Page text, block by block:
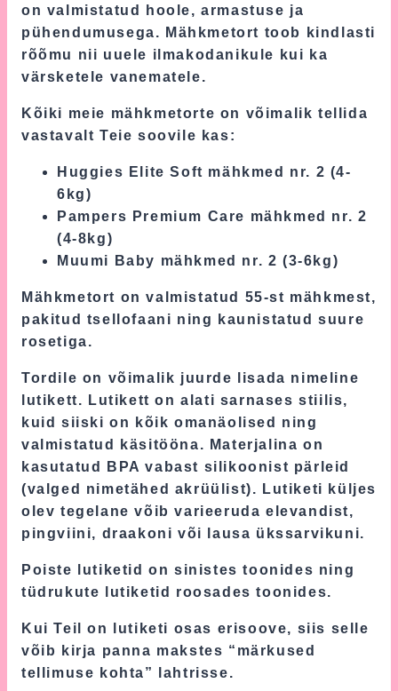
on valmistatud hoole, armastuse ja
pühendumusega. Mähkmetort toob kindlasti
rõõmu nii uuele ilmakodanikule kui ka
värsketele vanematele.
Kõiki meie mähkmetorte on võimalik tellida
vastavalt Teie soovile kas:
Huggies Elite Soft mähkmed nr. 2 (4-
6kg)
Pampers Premium Care mähkmed nr. 2
(4-8kg)
Muumi Baby mähkmed nr. 2 (3-6kg)
Mähkmetort on valmistatud 55-st mähkmest,
pakitud tsellofaani ning kaunistatud suure
rosetiga.
Tordile on võimalik juurde lisada nimeline
lutikett. Lutikett on alati sarnases stiilis,
kuid siiski on kõik omanäolised ning
valmistatud käsitööna. Materjalina on
kasutatud BPA vabast silikoonist pärleid
(valged nimetähed akrüülist). Lutiketi küljes
olev tegelane võib varieeruda elevandist,
pingviini, draakoni või lausa ükssarvikuni.
Poiste lutiketid on sinistes toonides ning
tüdrukute lutiketid roosades toonides.
Kui Teil on lutiketi osas erisoove, siis selle
võib kirja panna makstes “märkused
tellimuse kohta” lahtrisse.